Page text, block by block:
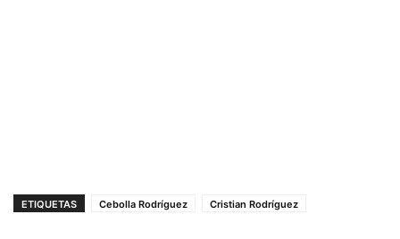
ETIQUETAS Cebolla Rodríguez Cristian Rodríguez